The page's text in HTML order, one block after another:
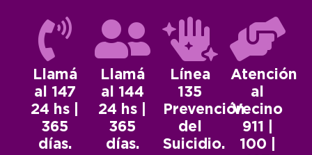
Llamá
al 147
24 hs |
365
días.
Llamá
al 144
24 hs |
365
días.
Línea
135
Prevención
del
Suicidio.
Atención
al
Vecino
911 |
100 |